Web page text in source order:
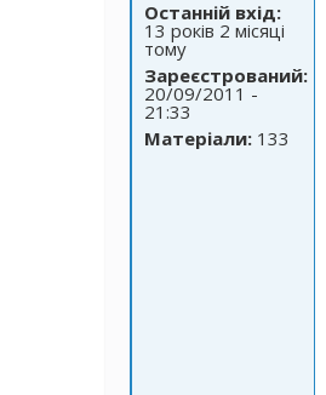
Останній вхід:
13 років 2 місяці
тому
Зареєстрований:
20/09/2011 -
21:33
Матеріали: 133